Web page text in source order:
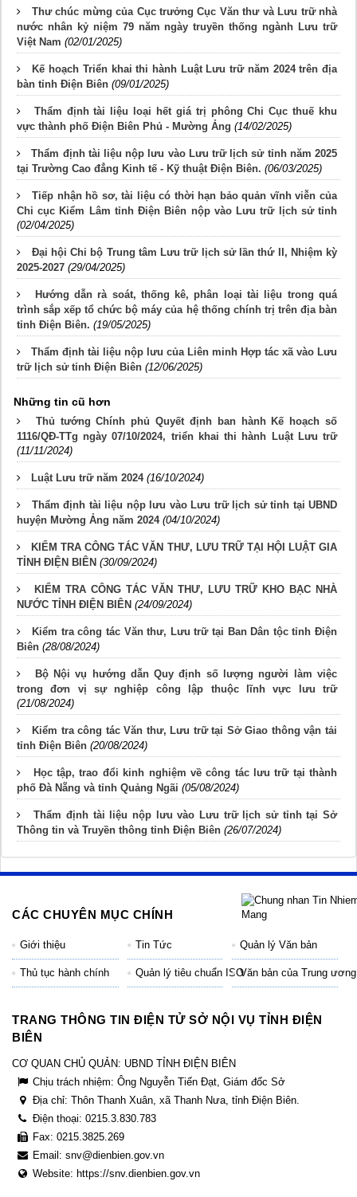
Thư chúc mừng của Cục trưởng Cục Văn thư và Lưu trữ nhà
nước nhân kỷ niệm 79 năm ngày truyền thống ngành Lưu trữ
Việt Nam (02/01/2025)
Kế hoạch Triển khai thi hành Luật Lưu trữ năm 2024 trên địa
bàn tỉnh Điện Biên (09/01/2025)
Thẩm định tài liệu loại hết giá trị phông Chi Cục thuế khu
vực thành phố Điện Biên Phủ - Mường Ảng (14/02/2025)
Thẩm định tài liệu nộp lưu vào Lưu trữ lịch sử tỉnh năm 2025
tại Trường Cao đẳng Kinh tế - Kỹ thuật Điện Biên. (06/03/2025)
Tiếp nhận hồ sơ, tài liệu có thời hạn bảo quản vĩnh viễn của
Chi cục Kiểm Lâm tỉnh Điện Biên nộp vào Lưu trữ lịch sử tỉnh
(02/04/2025)
Đại hội Chi bộ Trung tâm Lưu trữ lịch sử lần thứ II, Nhiệm kỳ
2025-2027 (29/04/2025)
Hướng dẫn rà soát, thống kê, phân loại tài liệu trong quá
trình sắp xếp tổ chức bộ máy của hệ thống chính trị trên địa bàn
tỉnh Điện Biên. (19/05/2025)
Thẩm định tài liệu nộp lưu của Liên minh Hợp tác xã vào Lưu
trữ lịch sử tỉnh Điện Biên (12/06/2025)
Những tin cũ hơn
Thủ tướng Chính phủ Quyết định ban hành Kế hoạch số
1116/QĐ-TTg ngày 07/10/2024, triển khai thi hành Luật Lưu trữ
(11/11/2024)
Luật Lưu trữ năm 2024 (16/10/2024)
Thẩm định tài liệu nộp lưu vào Lưu trữ lịch sử tỉnh tại UBND
huyện Mường Ảng năm 2024 (04/10/2024)
KIỂM TRA CÔNG TÁC VĂN THƯ, LƯU TRỮ TẠI HỘI LUẬT GIA
TỈNH ĐIỆN BIÊN (30/09/2024)
KIỂM TRA CÔNG TÁC VĂN THƯ, LƯU TRỮ KHO BẠC NHÀ
NƯỚC TỈNH ĐIỆN BIÊN (24/09/2024)
Kiểm tra công tác Văn thư, Lưu trữ tại Ban Dân tộc tỉnh Điện
Biên (28/08/2024)
Bộ Nội vụ hướng dẫn Quy định số lượng người làm việc
trong đơn vị sự nghiệp công lập thuộc lĩnh vực lưu trữ
(21/08/2024)
Kiểm tra công tác Văn thư, Lưu trữ tại Sở Giao thông vận tải
tỉnh Điện Biên (20/08/2024)
Học tập, trao đổi kinh nghiệm về công tác lưu trữ tại thành
phố Đà Nẵng và tỉnh Quảng Ngãi (05/08/2024)
Thẩm định tài liệu nộp lưu vào Lưu trữ lịch sử tỉnh tại Sở
Thông tin và Truyền thông tỉnh Điện Biên (26/07/2024)
CÁC CHUYÊN MỤC CHÍNH
Giới thiệu Tin Tức Quản lý Văn bản
Thủ tục hành chính Quản lý tiêu chuẩn ISOVăn bản của Trung ương
TRANG THÔNG TIN ĐIỆN TỬ SỞ NỘI VỤ TỈNH ĐIỆN
BIÊN
CƠ QUAN CHỦ QUẢN: UBND TỈNH ĐIỆN BIÊN
Chịu trách nhiệm: Ông Nguyễn Tiến Đạt, Giám đốc Sở
Địa chỉ: Thôn Thanh Xuân, xã Thanh Nưa, tỉnh Điện Biên.
Điện thoại: 0215.3.830.783
Fax: 0215.3825.269
Email: snv@dienbien.gov.vn
Website: https://snv.dienbien.gov.vn